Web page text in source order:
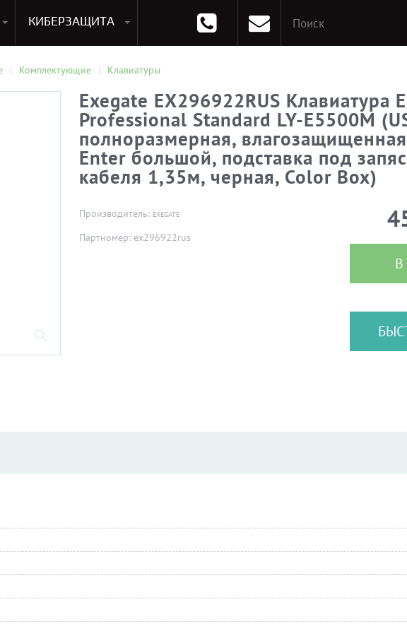
КИБЕРЗАЩИТА
Комплектующие Клавиатуры
Exegate EX296922RUS Клавиатура
Professional Standard LY-E5500M
полноразмерная,
Enter большой, подставка под
кабеля 1,35м, черная, Color Box)
Производитель: EXEGATE
Партномер: ex296922rus